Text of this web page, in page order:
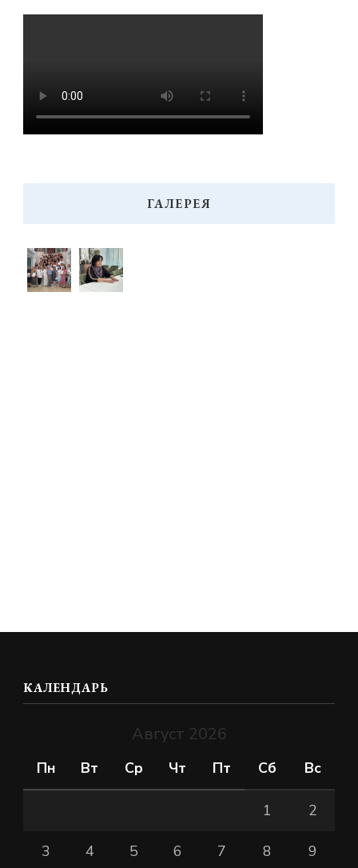
ГАЛЕРЕЯ
КАЛЕНДАРЬ
Август 2026
Пн Вт Ср Чт Пт Сб Вс
1 2
3 4 5 6 7 8 9